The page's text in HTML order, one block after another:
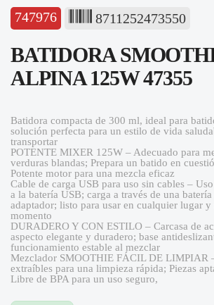
747976 8711252473550
BATIDORA
ALPINA 125W 47355
Batidora compacta de 300 ml, ideal para
solución perfecta para un estilo de vida
transportar
POTENTE MIXER 125W – Adecuado para
verduras blandas; Prepara un batido en
Potente motor para una mezcla eficaz
Cable de carga USB para uso sin cables –
a la batería USB; carga a través de una
adaptador; listo para usar en cualquier lugar
momento
DURADERO Y CON ESTILO – Carcasa de
aspecto elegante y duradero; base
funcionamiento estable al mezclar
Mezclador SMOOTHIE FÁCIL DE LIMPIAR
extraíbles para una limpieza rápida; Piezas
Libre de BPA para un uso seguro,